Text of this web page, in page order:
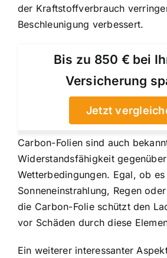
der Kraftstoffverbrauch
Beschleunigung verbessert.
Bis zu 850 € bei
Versicherung
Jetzt
Carbon-Folien sind auch
Widerstandsfähigkeit
Wetterbedingungen. Egal, ob
Sonneneinstrahlung, Regen
die Carbon-Folie schützt den
vor Schäden durch diese
Ein weiterer interessanter